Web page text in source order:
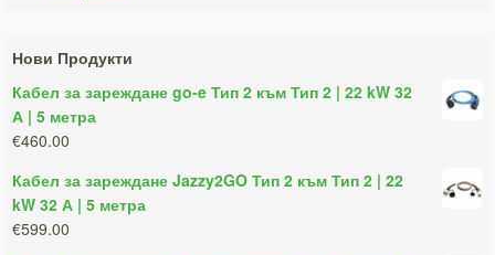
Нови Продукти
Кабел за зареждане go-e Тип 2 към Тип 2 | 22 kW 32
А | 5 метра
€460.00
Кабел за зареждане Jazzy2GO Тип 2 към Тип 2 | 22
kW 32 А | 5 метра
€599.00